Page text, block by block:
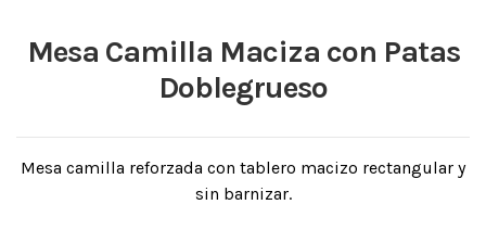
Mesa Camilla Maciza con Patas
Doblegrueso
Mesa camilla reforzada con tablero macizo rectangular y
sin barnizar.